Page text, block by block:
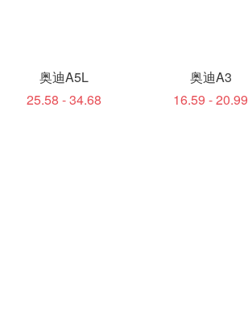
奥迪A5L
25.58 - 34.68
奥迪A3
16.59 - 20.99